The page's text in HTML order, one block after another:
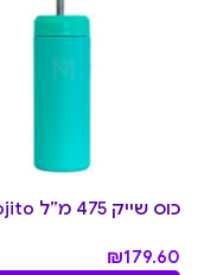
כוס שייק 475 מ״ל Mojito
₪179.60